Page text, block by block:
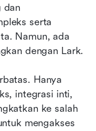
dan
serta
Namun, ada
dengan Lark.
Hanya
integrasi inti,
ke salah
mengakses